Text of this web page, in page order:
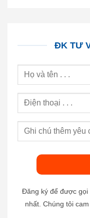
ĐK TƯ
Đăng ký để được
nhất. Chúng tôi